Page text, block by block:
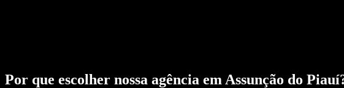
Por que escolher nossa agência em Assunção do Piauí